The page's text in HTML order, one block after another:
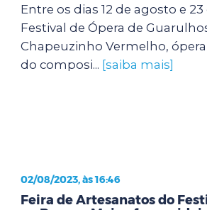
Entre os dias 12 de agosto e
Festival de Ópera de
Chapeuzinho Vermelho,
do composi... [saiba mais]
02/08/2023, às 16:46
Feira de Artesanatos do